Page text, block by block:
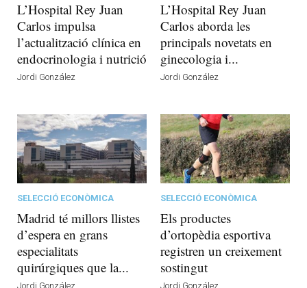
L’Hospital Rey Juan
Carlos impulsa
l’actualització clínica en
endocrinologia i nutrició
Jordi González
L’Hospital Rey Juan
Carlos aborda les
principals novetats en
ginecologia i...
Jordi González
SELECCIÓ ECONÒMICA
Madrid té millors llistes
d’espera en grans
especialitats
quirúrgiques que la...
Jordi González
SELECCIÓ ECONÒMICA
Els productes
d’ortopèdia esportiva
registren un creixement
sostingut
Jordi González